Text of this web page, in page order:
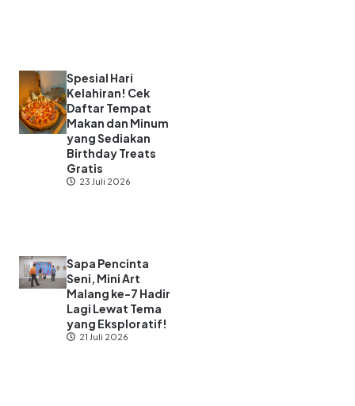
Spesial Hari
Kelahiran! Cek
Daftar Tempat
Makan dan Minum
yang Sediakan
Birthday Treats
Gratis
23 Juli 2026
Sapa Pencinta
Seni, Mini Art
Malang ke-7 Hadir
Lagi Lewat Tema
yang Eksploratif!
21 Juli 2026